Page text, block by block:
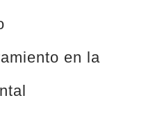
en la